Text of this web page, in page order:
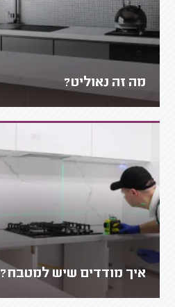
מה זה נאוליט?
איך מודדים שיש למטבח?